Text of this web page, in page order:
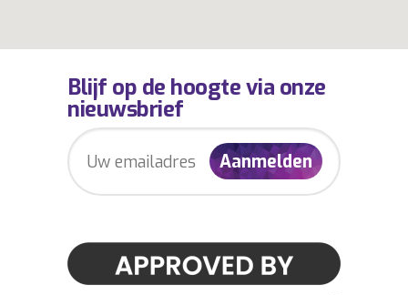
Blijf op de hoogte via onze
nieuwsbrief